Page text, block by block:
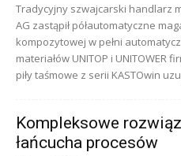
Tradycyjny szwajcarski handlarz
AG zastąpił półautomatyczne
kompozytowej w pełni
materiałów UNITOP i UNITOWER
piły taśmowe z serii KASTOwin
Kompleksowe
łańcucha procesów